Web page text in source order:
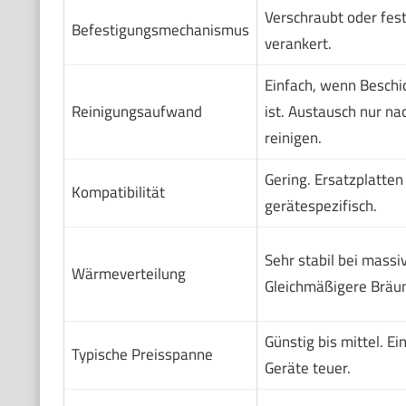
Befestigungsmechanismus
Verschraubt oder
verankert.
Reinigungsaufwand
Einfach, wenn
ist. Austausch nur
reinigen.
Kompatibilität
Gering.
gerätespezifisch.
Wärmeverteilung
Sehr stabil bei
Gleichmäßigere
Typische Preisspanne
Günstig bis mittel.
Geräte teuer.